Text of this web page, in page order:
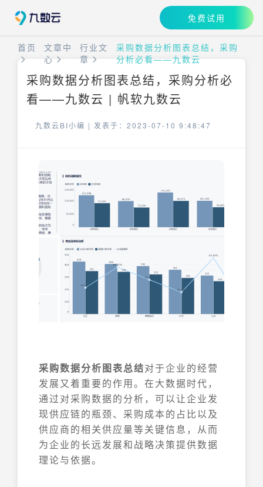
免费试用
首页
文章中
心
行业文
章
采购数据分析图表总结，采购
分析必看——九数云
采购数据分析图表总结，采购分析必
看——九数云 | 帆软九数云
九数云BI小编 | 发表于：2023-07-10 9:48:47
采购数据分析图表总结对于企业的经营
发展又着重要的作用。在大数据时代，
通过对采购数据的分析，可以让企业发
现供应链的瓶颈、采购成本的占比以及
供应商的相关供应量等关键信息，从而
为企业的长远发展和战略决策提供数据
理论与依据。